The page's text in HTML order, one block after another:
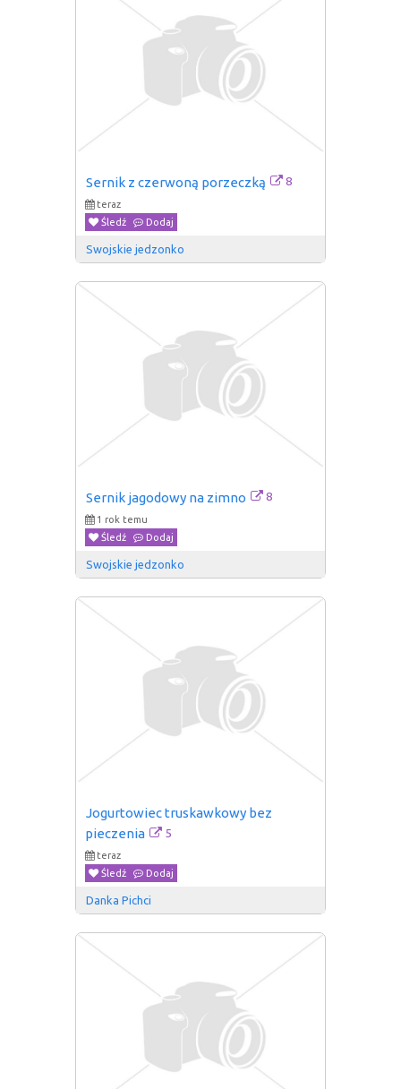
Sernik z czerwoną porzeczką 8
teraz
Śledź
Dodaj
Swojskie jedzonko
Sernik jagodowy na zimno 8
1 rok temu
Śledź
Dodaj
Swojskie jedzonko
Jogurtowiec truskawkowy bez
pieczenia
5
teraz
Śledź
Dodaj
Danka Pichci